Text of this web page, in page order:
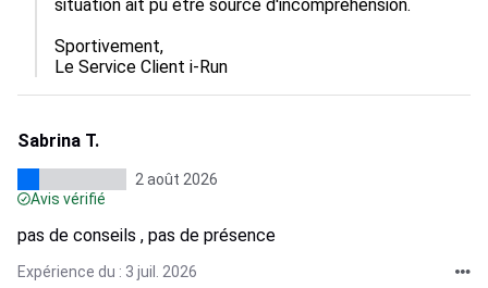
situation ait pu être source d'incompréhension.
Sportivement,
Le Service Client i-Run
Sabrina T.
2 août 2026
Avis vérifié
pas de conseils , pas de présence
Expérience du : 3 juil. 2026